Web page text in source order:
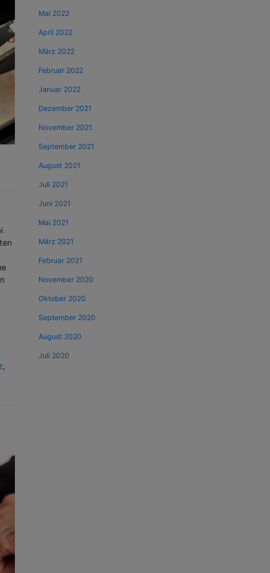
,
Mai 2022
April 2022
März 2022
Februar 2022
Januar 2022
Dezember 2021
November 2021
September 2021
August 2021
Juli 2021
Juni 2021
Mai 2021
März 2021
Februar 2021
November 2020
Oktober 2020
September 2020
August 2020
Juli 2020